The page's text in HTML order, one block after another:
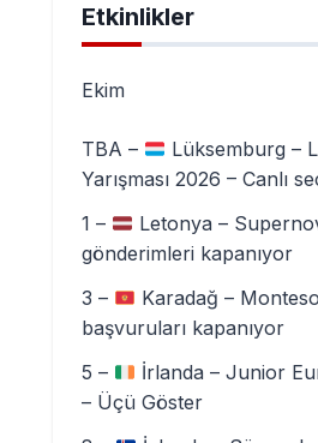
Etkinlikler
Ekim
TBA –
Lüksemburg –
Yarışması 2026 – Canlı
1 –
Letonya –
gönderimleri kapanıyor
3 –
Karadağ –
başvuruları kapanıyor
5 –
İrlanda – Junior
– Üçü Göster